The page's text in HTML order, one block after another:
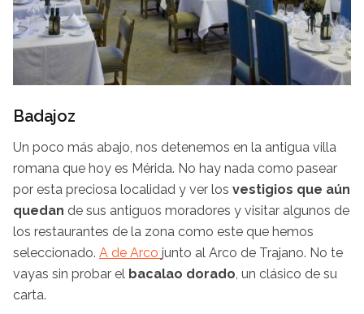
Badajoz
Un poco más abajo, nos detenemos en la antigua villa
romana que hoy es Mérida. No hay nada como pasear
por esta preciosa localidad y ver los vestigios que aún
quedan de sus antiguos moradores y visitar algunos de
los restaurantes de la zona como este que hemos
seleccionado. A de Arco junto al Arco de Trajano. No te
vayas sin probar el bacalao dorado, un clásico de su
carta.